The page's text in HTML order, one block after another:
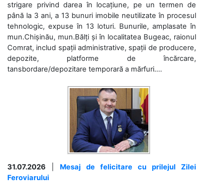
strigare privind darea în locațiune, pe un termen de
până la 3 ani, a 13 bunuri imobile neutilizate în procesul
tehnologic, expuse în 13 loturi. Bunurile, amplasate în
mun.Chișinău, mun.Bălți și în localitatea Bugeac, raionul
Comrat, includ spații administrative, spații de producere,
depozite, platforme de încărcare,
tansbordare/depozitare temporară a mărfuri....
31.07.2026
Mesaj de felicitare cu prilejul Zilei
Feroviarului